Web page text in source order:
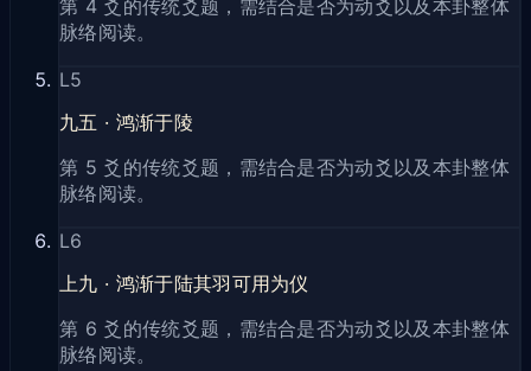
第 4 爻的传统爻题，需结合是否为动爻以及本卦整体
脉络阅读。
L5
九五 · 鸿渐于陵
第 5 爻的传统爻题，需结合是否为动爻以及本卦整体
脉络阅读。
L6
上九 · 鸿渐于陆其羽可用为仪
第 6 爻的传统爻题，需结合是否为动爻以及本卦整体
脉络阅读。